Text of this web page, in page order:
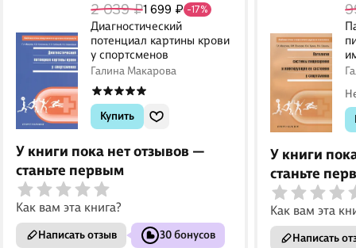
2 039 ₽1 699 ₽ -17%
Диагностический
потенциал картины крови
у спортсменов
Галина Макарова
Купить
У книги пока нет отзывов —
станьте первым
Как вам эта книга?
Написать отзыв 30 бонусов
У книги
станьте
Как вам эта
Написать